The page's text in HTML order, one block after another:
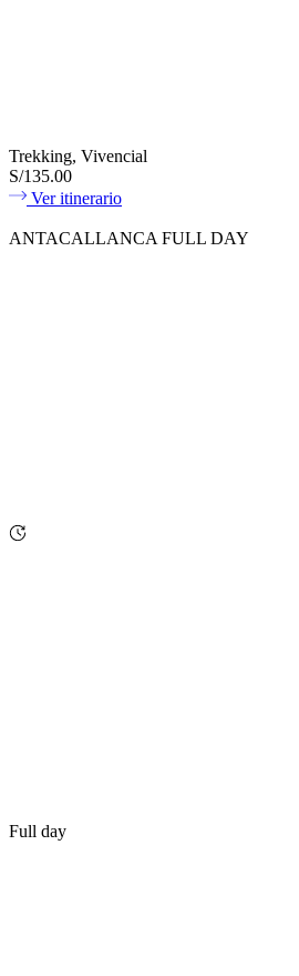
Trekking, Vivencial
S/135.00
Ver itinerario
ANTACALLANCA FULL DAY
Full day